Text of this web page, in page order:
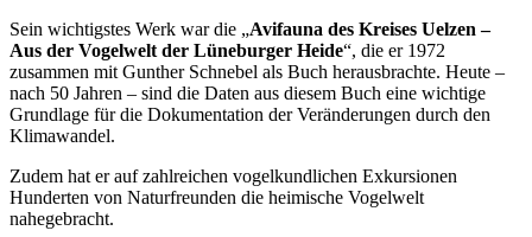
Sein wichtigstes Werk war die „Avifauna des Kreises Uelzen –
Aus der Vogelwelt der Lüneburger Heide“, die er 1972
zusammen mit Gunther Schnebel als Buch herausbrachte. Heute –
nach 50 Jahren – sind die Daten aus diesem Buch eine wichtige
Grundlage für die Dokumentation der Veränderungen durch den
Klimawandel.
Zudem hat er auf zahlreichen vogelkundlichen Exkursionen
Hunderten von Naturfreunden die heimische Vogelwelt
nahegebracht.